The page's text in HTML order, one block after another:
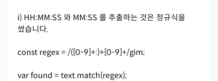
i) HH:MM:SS 와 MM:SS 를 추출하는 것은 정규식을
썼습니다.
const regex = /([0-9]+:)+[0-9]+/gim;
var found = text.match(regex);